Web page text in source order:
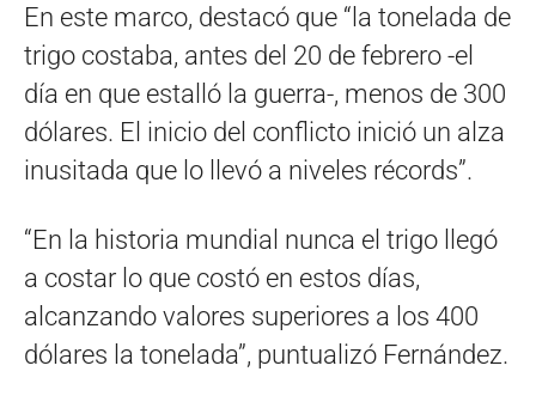
En este marco, destacó que “la tonelada de
trigo costaba, antes del 20 de febrero -el
día en que estalló la guerra-, menos de 300
dólares. El inicio del conflicto inició un alza
inusitada que lo llevó a niveles récords”.
“En la historia mundial nunca el trigo llegó
a costar lo que costó en estos días,
alcanzando valores superiores a los 400
dólares la tonelada”, puntualizó Fernández.